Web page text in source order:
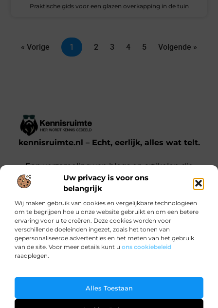
Uw privacy is voor ons
belangrijk
Wij maken gebruik van cookies en vergelijkbare technologieën
om te begrijpen hoe u onze website gebruikt en om een betere
ervaring voor u te creëren. Deze cookies worden voor
verschillende doeleinden ingezet, zoals het tonen van
gepersonaliseerde advertenties en het meten van het gebruik
van de site. Voor meer details kunt u ons cookiebeleid
raadplegen.
Alles Toestaan
Praktische gids voor een glazen overkapping in de tuin
« Vorige 1 2 3 4 5 Volgende »
kennisruimte.nl – Echt, eerlijk, alles wat telt.
Een verzameling van blogs en artikelen die
een breed scala aan onderwerpen uit het
dagelijks leven behandelen.
Onze informatie
Bericht categorie